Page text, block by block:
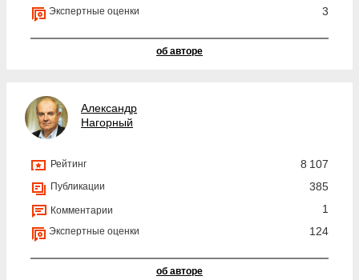
Экспертные оценки 3
об авторе
Александр
Нагорный
Рейтинг 8 107
Публикации 385
Комментарии 1
Экспертные оценки 124
об авторе